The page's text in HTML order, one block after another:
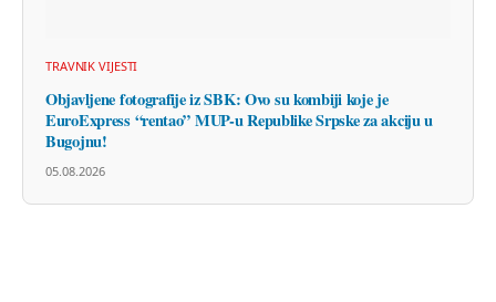
TRAVNIK VIJESTI
Objavljene fotografije iz SBK: Ovo su kombiji koje je
EuroExpress “rentao” MUP-u Republike Srpske za akciju u
Bugojnu!
05.08.2026